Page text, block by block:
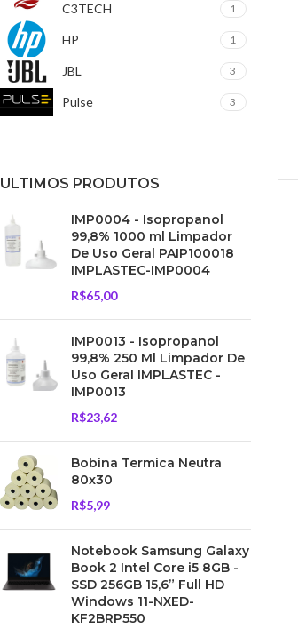
C3TECH 1
HP 1
JBL 3
Pulse 3
ULTIMOS PRODUTOS
IMP0004 - Isopropanol
99,8% 1000 ml Limpador
De Uso Geral PAIP100018
IMPLASTEC-IMP0004
R$65,00
IMP0013 - Isopropanol
99,8% 250 Ml Limpador De
Uso Geral IMPLASTEC -
IMP0013
R$23,62
Bobina Termica Neutra
80x30
R$5,99
Notebook Samsung Galaxy
Book 2 Intel Core i5 8GB -
SSD 256GB 15,6” Full HD
Windows 11-NXED-
KF2BRP550